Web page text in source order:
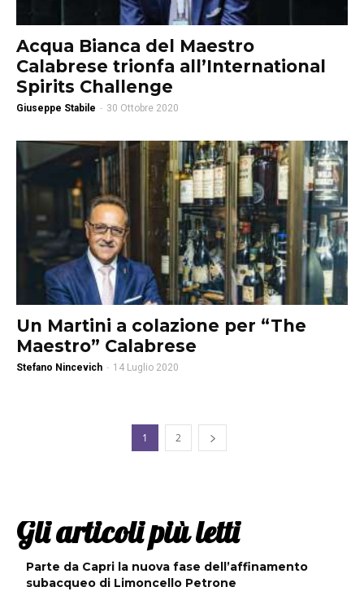
Acqua Bianca del Maestro
Calabrese trionfa all’International
Spirits Challenge
Giuseppe Stabile - 30 Ottobre 2020
Un Martini a colazione per “The
Maestro” Calabrese
Stefano Nincevich - 14 Luglio 2020
1 2
Gli articoli più letti
Parte da Capri la nuova fase dell’affinamento
subacqueo di Limoncello Petrone